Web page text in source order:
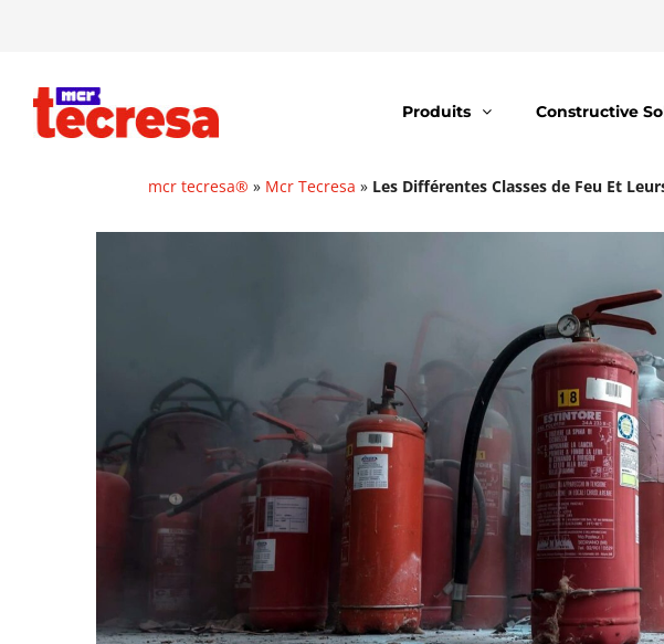
Produits Constructive
mcr tecresa® » Mcr Tecresa » Les Différentes Classes de Feu Et